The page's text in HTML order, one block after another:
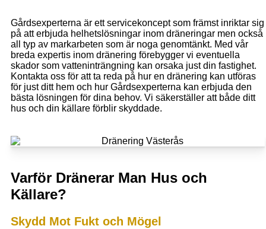
Gårdsexperterna är ett servicekoncept som främst inriktar sig
på att erbjuda helhetslösningar inom dräneringar men också
all typ av markarbeten som är noga genomtänkt. Med vår
breda expertis inom dränering förebygger vi eventuella
skador som vatteninträngning kan orsaka just din fastighet.
Kontakta oss för att ta reda på hur en dränering kan utföras
för just ditt hem och hur Gårdsexperterna kan erbjuda den
bästa lösningen för dina behov. Vi säkerställer att både ditt
hus och din källare förblir skyddade.
Varför Dränerar Man Hus och
Källare?
Skydd Mot Fukt och Mögel